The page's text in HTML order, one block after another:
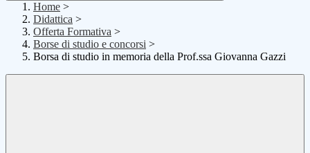
Home >
Didattica >
Offerta Formativa >
Borse di studio e concorsi >
Borsa di studio in memoria della Prof.ssa Giovanna Gazzi